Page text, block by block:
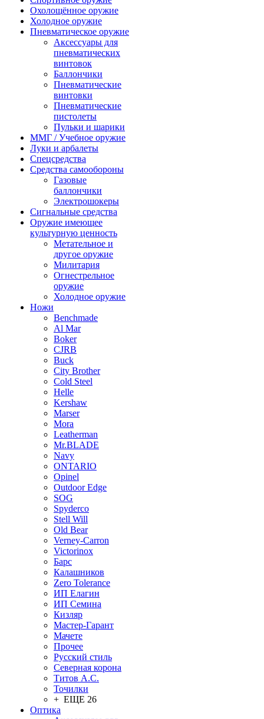
Охолощённое оружие
Холодное оружие
Пневматическое оружие
Аксессуары для
пневматических
винтовок
Баллончики
Пневматические
винтовки
Пневматические
пистолеты
Пульки и шарики
ММГ / Учебное оружие
Луки и арбалеты
Спецсредства
Средства самообороны
Газовые
баллончики
Электрошокеры
Сигнальные средства
Оружие имеющее
культурную ценность
Метательное и
другое оружие
Милитария
Огнестрельное
оружие
Холодное оружие
Ножи
Benchmade
Al Mar
Boker
CJRB
Buck
City Brother
Cold Steel
Helle
Kershaw
Marser
Mora
Leatherman
Mr.BLADE
Navy
ONTARIO
Opinel
Outdoor Edge
SOG
Spyderco
Stell Will
Old Bear
Verney-Carron
Victorinox
Барс
Калашников
Zero Tolerance
ИП Елагин
ИП Семина
Кизляр
Мастер-Гарант
Мачете
Прочее
Русский стиль
Северная корона
Титов А.С.
Точилки
+ ЕЩЕ 26
Оптика